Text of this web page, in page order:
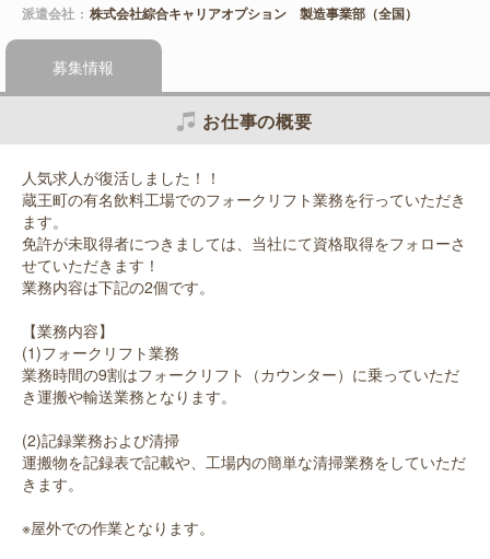
派遣会社
株式会社綜合キャリアオプション 製造事業部（全国）
募集情報
お仕事の概要
人気求人が復活しました！！
蔵王町の有名飲料工場でのフォークリフト業務を行っていただき
ます。
免許が未取得者につきましては、当社にて資格取得をフォローさ
せていただきます！
業務内容は下記の2個です。
【業務内容】
(1)フォークリフト業務
業務時間の9割はフォークリフト（カウンター）に乗っていただ
き運搬や輸送業務となります。
(2)記録業務および清掃
運搬物を記録表で記載や、工場内の簡単な清掃業務をしていただ
きます。
※屋外での作業となります。